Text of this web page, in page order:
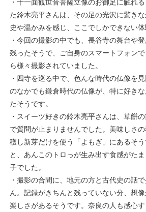
・十一面観世音菩薩立像のお御足に触れ
た鈴木亮平さんは、その足の光沢に驚き
史や温かみを感じ、ここでしかできない体
・今回の撮影の中でも、長谷寺の舞台や
残ったそうで、ご自身のスマートフォン
ら様々撮影されていました。
・四寺を巡る中で、色んな時代の仏像を
のなかでも鎌倉時代の仏像が、特に好き
たそうです。
・スイーツ好きの鈴木亮平さんは、草餅
で質問が止まりませんでした。美味しさ
穫し新芽だけを使う「よもぎ」にあるそ
と、あんこのトロっが生み出す食感がた
子でした。
・撮影の合間に、地元の方と古代史の話
ん。記録がきちんと残っていない分、想
楽しさがあるそうです。奈良の人も感心